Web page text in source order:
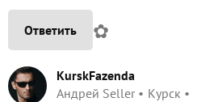
Ответить ✿
KurskFazenda
Андрей Seller
Курск